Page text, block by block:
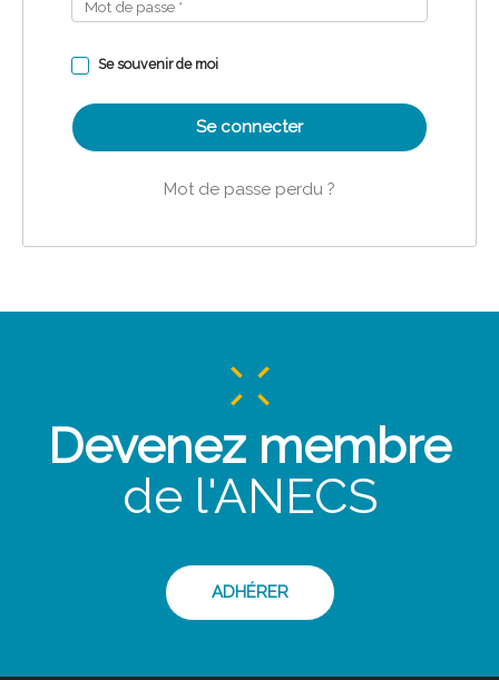
Se souvenir de moi
Se connecter
Mot de passe perdu ?
Devenez membre
de l'ANECS
ADHÉRER